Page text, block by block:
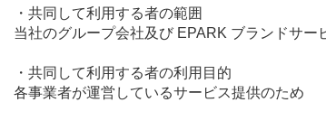
・共同して利用する者の範囲
当社のグループ会社及び EPARK ブランドサー
・共同して利用する者の利用目的
各事業者が運営しているサービス提供のため